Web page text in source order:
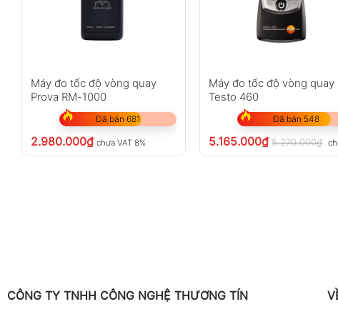
Máy đo tốc độ vòng quay
Prova RM-1000
Đã bán 681
2.980.000₫ chưa VAT 8%
Máy đo tốc độ vòng quay
Testo 460
Đã bán 548
5.165.000₫ 5.270.000₫
CÔNG TY TNHH CÔNG NGHỆ THƯƠNG TÍN